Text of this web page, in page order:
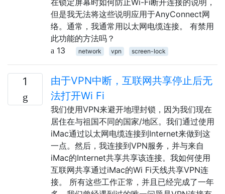
但是我无法将这些说明应用于AnyConnect网
络。通常，我通常用以太网电缆连接。 有禁用
此功能的方法吗？
13
network vpn screen-lock
1
由于VPN中断，互联网共享停止后无
法打开Wi Fi
我们使用VPN来避开地理封锁，因为我们现在
居住在与祖国不同的国家/地区。我们通过使用
iMac通过以太网电缆连接到Internet来做到这
一点。然后，我连接到VPN服务，并与来自
iMac的Internet共享共享该连接。我如何使用
互联网共享通过iMac的Wi Fi天线共享VPN连
接。 所有这些工作正常，并且已经完成了一年